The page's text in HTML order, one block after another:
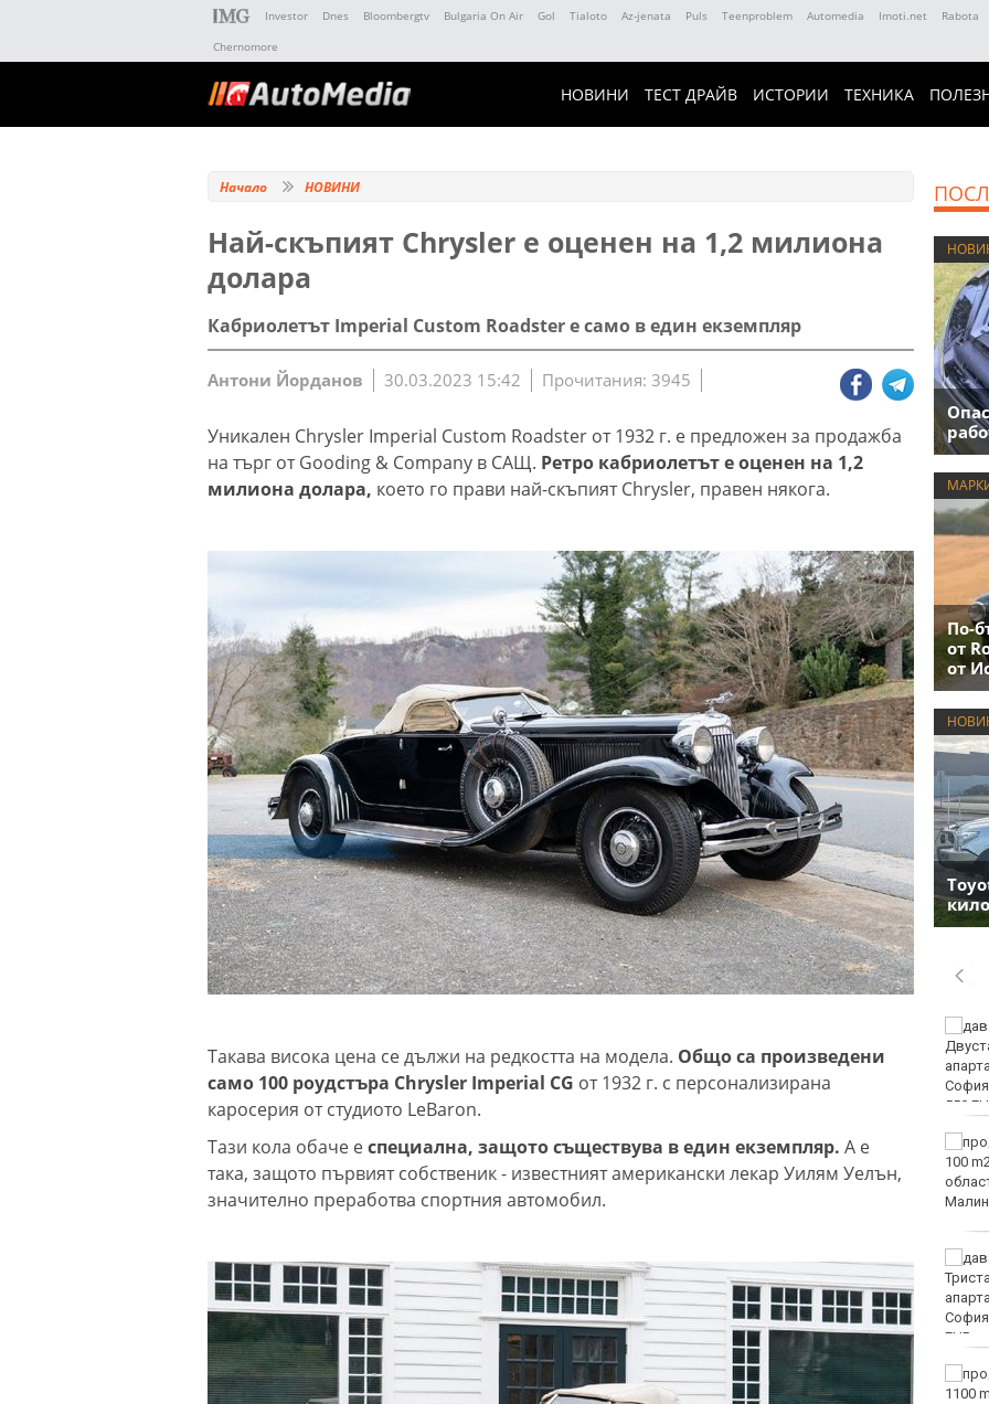
Investor Dnes Bloombergtv Bulgaria On Air Gol Tialoto Az-jenata Puls Teenproblem Automedia Imoti.net Rabota
Chernomore
НОВИНИ ТЕСТ ДРАЙВ ИСТОРИИ ТЕХНИКА
Начало НОВИНИ
Най-скъпият Chrysler е оценен на 1,2 милиона
долара
Кабриолетът Imperial Custom Roadster е само в един екземпляр
Антони Йорданов 30.03.2023 15:42 Прочитания: 3945
Уникален Chrysler Imperial Custom Roadster от 1932 г. е предложен за продажба
на търг от Gooding & Company в САЩ. Ретро кабриолетът е оценен на 1,2
милиона долара, което го прави най-скъпият Chrysler, правен някога.
Такава висока цена се дължи на редкостта на модела. Общо са произведени
само 100 роудстъра Chrysler Imperial CG от 1932 г. с персонализирана
каросерия от студиото LeBaron.
Тази кола обаче еспециална, защото съществува в един екземпляр. А е
така, защото първият собственик - известният американски лекар Уилям Уелън,
значително преработва спортния автомобил.
По-
от
от
Пловдив
От ПСС излязоха с
няколко препоръки към
туристите в планината
Оранжев код за опасни
жеги в 21 области днес
Огнеборците са
реагирали на 150